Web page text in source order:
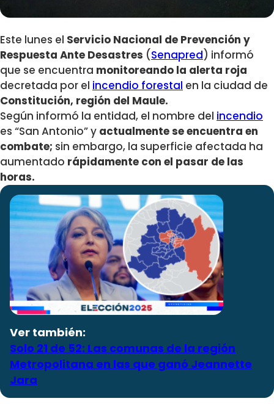
Este lunes el Servicio Nacional de Prevención y
Respuesta Ante Desastres (Senapred) informó
que se encuentra monitoreando la alerta roja
decretada por el incendio forestal en la ciudad de
Constitución, región del Maule.
Según informó la entidad, el nombre del incendio
es “San Antonio” y actualmente se encuentra en
combate; sin embargo, la superficie afectada ha
aumentado rápidamente con el pasar de las
horas.
Ver también:
Solo 21 de 52: Las comunas de la región
Metropolitana en las que ganó Jeannette
Jara